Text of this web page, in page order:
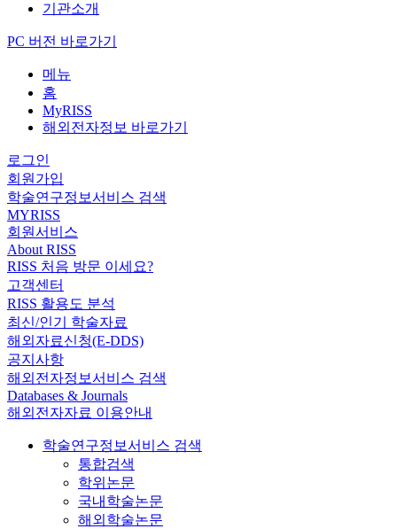
기관소개
PC 버전 바로가기
메뉴
홈
MyRISS
해외전자정보 바로가기
로그인
회원가입
학술연구정보서비스 검색
MYRISS
회원서비스
About RISS
RISS 처음 방문 이세요?
고객센터
RISS 활용도 분석
최신/인기 학술자료
해외자료신청(E-DDS)
공지사항
해외전자정보서비스 검색
Databases & Journals
해외전자자료 이용안내
학술연구정보서비스 검색
통합검색
학위논문
국내학술논문
해외학술논문